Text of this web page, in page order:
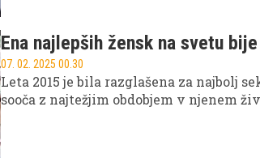
Ena najlepših žensk na svetu
07. 02. 2025 00.30
Leta 2015 je bila razglašena za najbolj
sooča z najtežjim obdobjem v njenem